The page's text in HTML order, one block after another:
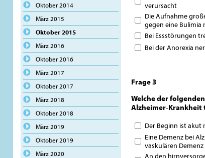
Oktober 2014
März 2015
Oktober 2015
März 2016
Oktober 2016
März 2017
Oktober 2017
März 2018
Oktober 2018
März 2019
Oktober 2019
März 2020